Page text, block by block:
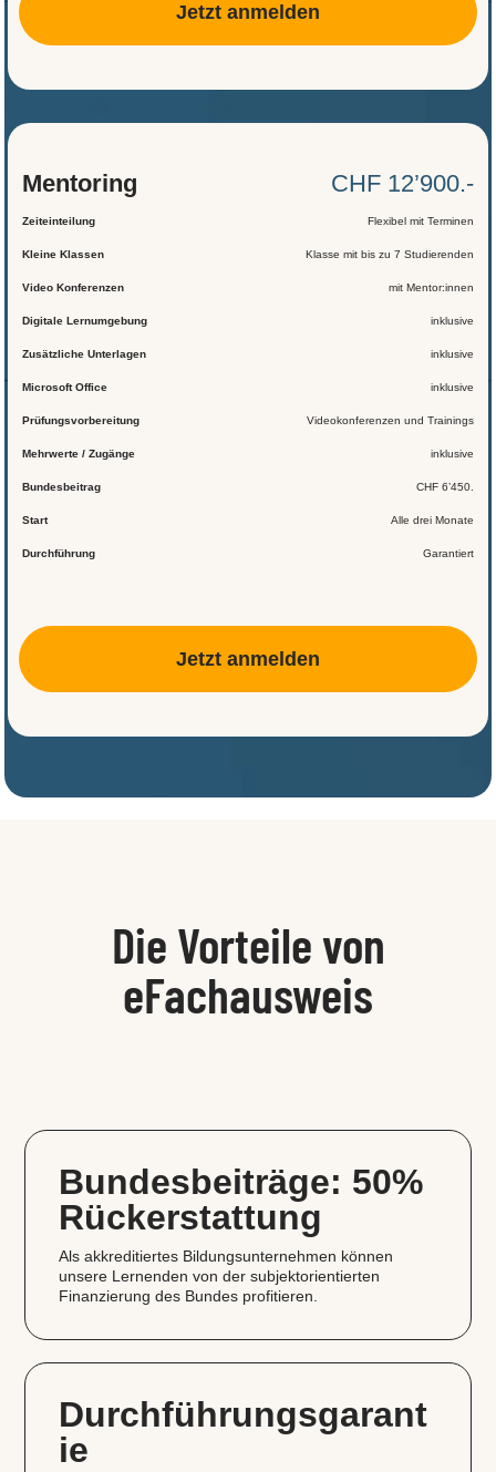
Jetzt anmelden
Mentoring CHF 12’900.-
Zeiteinteilung Flexibel mit Terminen
Kleine Klassen Klasse mit bis zu 7 Studierenden
Video Konferenzen mit Mentor:innen
Digitale Lernumgebung inklusive
Zusätzliche Unterlagen inklusive
Microsoft Office inklusive
Prüfungsvorbereitung Videokonferenzen und Trainings
Mehrwerte / Zugänge inklusive
Bundesbeitrag CHF 6’450.
Start Alle drei Monate
Durchführung Garantiert
Jetzt anmelden
Die Vorteile von
eFachausweis
Bundesbeiträge: 50%
Rückerstattung
Als akkreditiertes Bildungsunternehmen können
unsere Lernenden von der subjektorientierten
Finanzierung des Bundes profitieren.
Durchführungsgarant
ie